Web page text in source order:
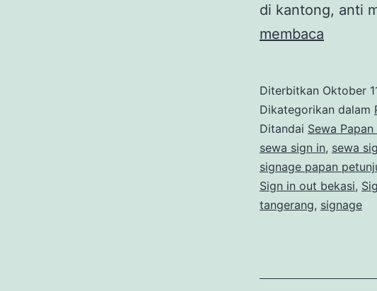
di kantong, anti
membaca
MURAH
ESTATE
Diterbitkan Oktober
Dikategorikan dalam
Ditandai Sewa
sewa sign in, sewa
signage papan
Sign in out bekasi,
tangerang, signage